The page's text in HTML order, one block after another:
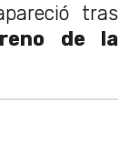
tras
de la